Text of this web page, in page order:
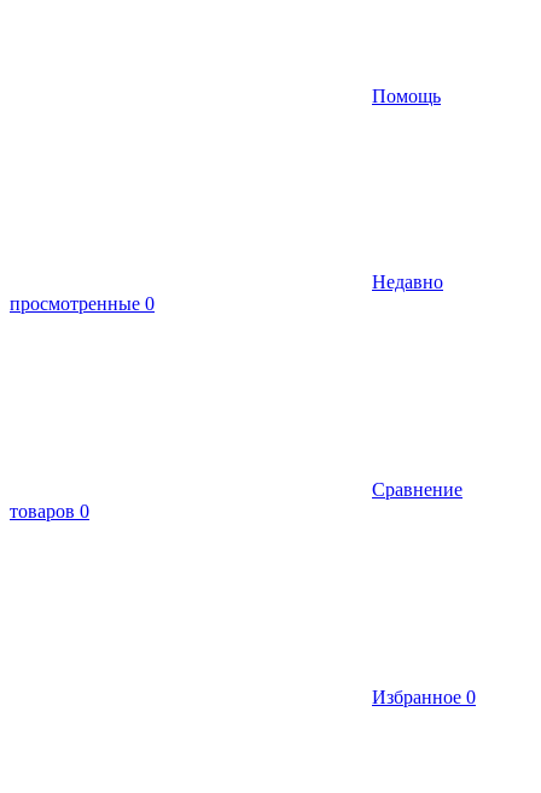
Помощь
Недавно
просмотренные 0
Сравнение
товаров 0
Избранное 0